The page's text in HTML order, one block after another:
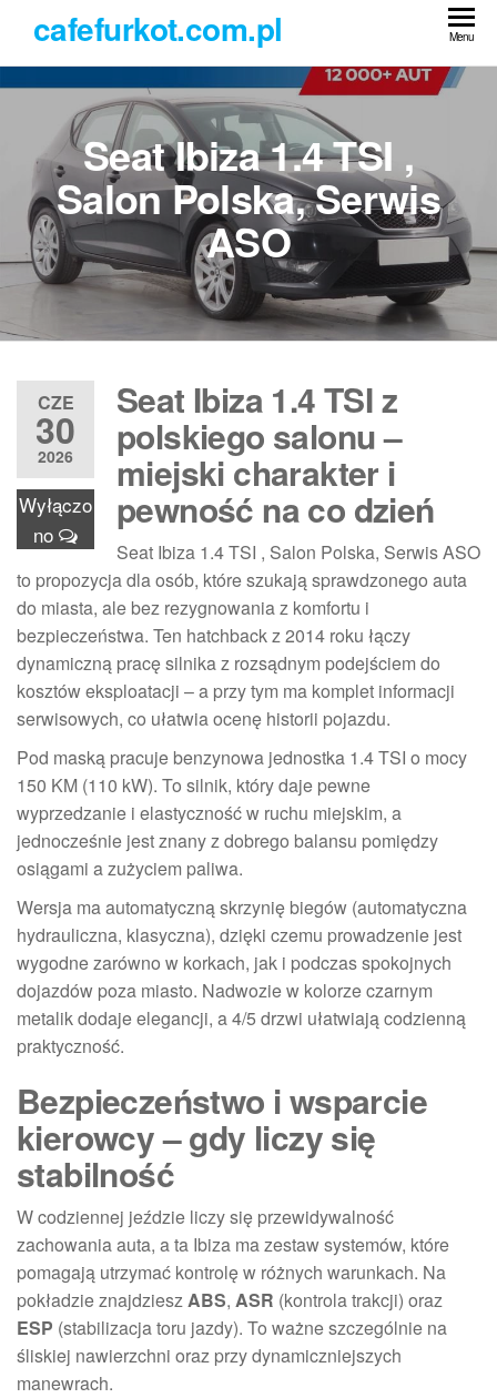
treści
cafefurkot.com.pl Menu
Seat Ibiza 1.4 TSI ,
Salon Polska, Serwis
ASO
CZE
30
2026
Wyłączo
no
Seat Ibiza 1.4 TSI z
polskiego salonu –
miejski charakter i
pewność na co dzień
Seat Ibiza 1.4 TSI , Salon Polska, Serwis ASO
to propozycja dla osób, które szukają sprawdzonego auta
do miasta, ale bez rezygnowania z komfortu i
bezpieczeństwa. Ten hatchback z 2014 roku łączy
dynamiczną pracę silnika z rozsądnym podejściem do
kosztów eksploatacji – a przy tym ma komplet informacji
serwisowych, co ułatwia ocenę historii pojazdu.
Pod maską pracuje benzynowa jednostka 1.4 TSI o mocy
150 KM (110 kW). To silnik, który daje pewne
wyprzedzanie i elastyczność w ruchu miejskim, a
jednocześnie jest znany z dobrego balansu pomiędzy
osiągami a zużyciem paliwa.
Wersja ma automatyczną skrzynię biegów (automatyczna
hydrauliczna, klasyczna), dzięki czemu prowadzenie jest
wygodne zarówno w korkach, jak i podczas spokojnych
dojazdów poza miasto. Nadwozie w kolorze czarnym
metalik dodaje elegancji, a 4/5 drzwi ułatwiają codzienną
praktyczność.
Bezpieczeństwo i wsparcie
kierowcy – gdy liczy się
stabilność
W codziennej jeździe liczy się przewidywalność
zachowania auta, a ta Ibiza ma zestaw systemów, które
pomagają utrzymać kontrolę w różnych warunkach. Na
pokładzie znajdzieszABS, ASR (kontrola trakcji) oraz
ESP (stabilizacja toru jazdy). To ważne szczególnie na
śliskiej nawierzchni oraz przy dynamiczniejszych
manewrach.